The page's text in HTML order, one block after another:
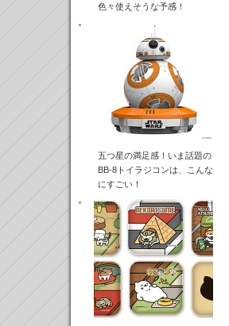
色々使えそうな予感！
五つ星の満足感！いま話題の
BB-8トイラジコンは、こんな
にすごい！